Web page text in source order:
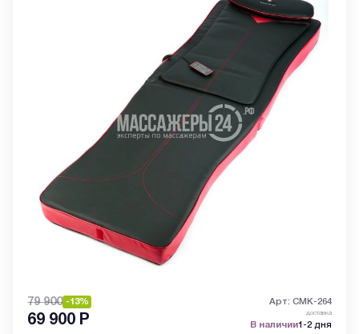
79 900 -13% Арт: CMK-264
69 900 Р доставка
В наличии1-2 дня